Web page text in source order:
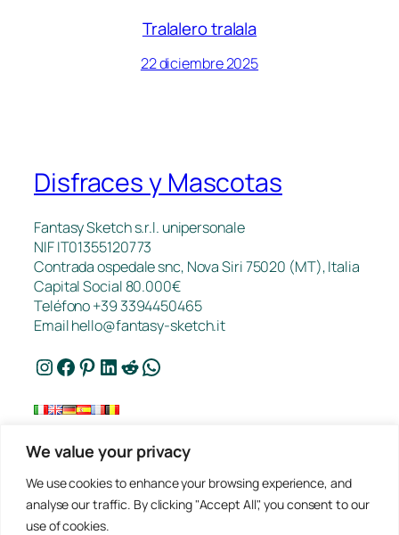
We value your privacy
We use cookies to enhance your browsing experience, and
analyse our traffic. By clicking "Accept All", you consent to our
use of cookies.
Tralalero tralala
22 diciembre 2025
Disfraces y Mascotas
Fantasy Sketch s.r.l. unipersonale
NIF IT01355120773
Contrada ospedale snc, Nova Siri 75020 (MT), Italia
Capital Social 80.000€
Teléfono +39 3394450465
Emailhello@fantasy-sketch.it
Instagram Facebook Pinterest LinkedIn Reddit WhatsApp
FAQ
Trabajos
Política de Privacidad